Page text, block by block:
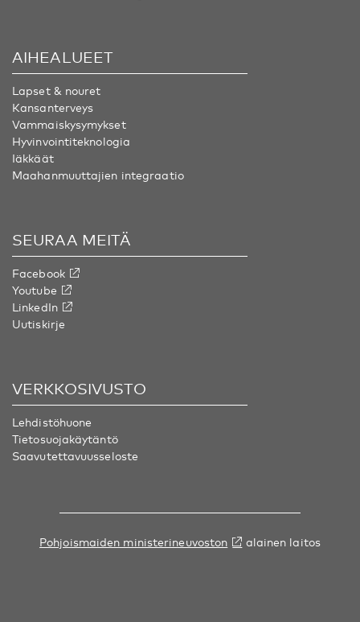
AIHEALUEET
Lapset & nouret
Kansanterveys
Vammaiskysymykset
Hyvinvointiteknologia
Iäkkäät
Maahanmuuttajien integraatio
SEURAA MEITÄ
Facebook
Youtube
LinkedIn
Uutiskirje
VERKKOSIVUSTO
Lehdistöhuone
Tietosuojakäytäntö
Saavutettavuusseloste
Pohjoismaiden ministerineuvoston alainen laitos